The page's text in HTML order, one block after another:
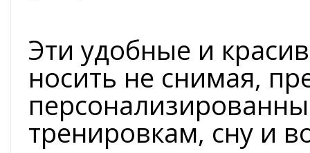
Эти удобные и
носить не снимая,
тренировкам, сну и